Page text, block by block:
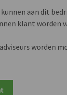
aan dit
klant worden
worden